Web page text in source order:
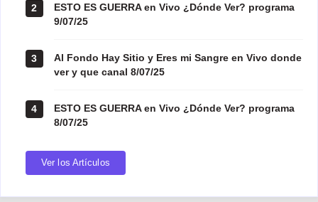
2
ESTO ES GUERRA en Vivo ¿Dónde Ver? programa
9/07/25
3
Al Fondo Hay Sitio y Eres mi Sangre en Vivo donde
ver y que canal 8/07/25
4
ESTO ES GUERRA en Vivo ¿Dónde Ver? programa
8/07/25
Ver los Artículos